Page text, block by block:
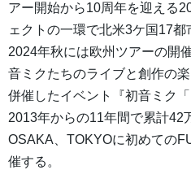
アー開始から10周年を迎える
ェクトの一環で北米3ケ国17
2024年秋には欧州ツアーの開
音ミクたちのライブと創作の
併催したイベント『初音ミク
2013年からの11年間で累計42
OSAKA、TOKYOに初めての
催する。